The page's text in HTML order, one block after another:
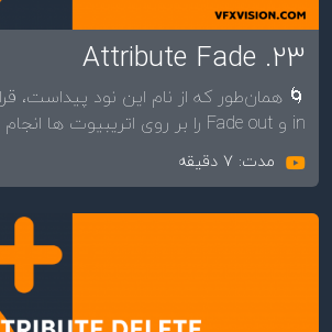
23. Attribute Fade
in و Fade out را بر روی اتریبیوت ها انجام دهد.
مدت: 7 دقیقه